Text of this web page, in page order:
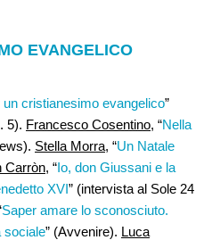
EVANGELICO
un cristianesimo evangelico”
5). Francesco Cosentino, “Nella
Stella Morra, “Un Natale
Carròn, “Io, don Giussani e la
XVI” (intervista al Sole 24
Saper amare lo sconosciuto.
sociale” (Avvenire). Luca